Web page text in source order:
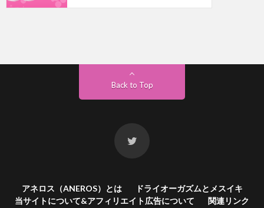
Back to Top
アネロス（ANEROS）とは
ドライオーガズムとメスイキ
当サイトについて&アフィリエイト広告について
関連リンク